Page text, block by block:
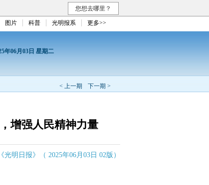
您想去哪里？
图片 科普 光明报系 更多>>
年06月03日 星期二
< 上一期 下一期 >
增强人民精神力量
《光明日报》（ 2025年06月03日 02版）